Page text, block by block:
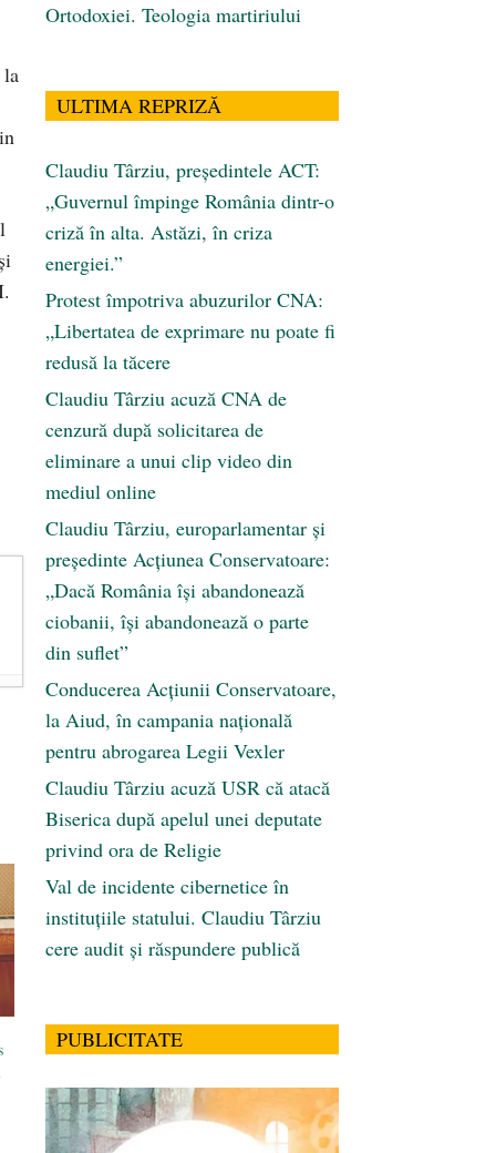
Ortodoxiei. Teologia martiriului
ULTIMA REPRIZĂ
Claudiu Târziu, președintele ACT:
„Guvernul împinge România dintr-o
criză în alta. Astăzi, în criza
energiei.”
Protest împotriva abuzurilor CNA:
„Libertatea de exprimare nu poate fi
redusă la tăcere
Claudiu Târziu acuză CNA de
cenzură după solicitarea de
eliminare a unui clip video din
mediul online
Claudiu Târziu, europarlamentar și
președinte Acțiunea Conservatoare:
„Dacă România își abandonează
ciobanii, își abandonează o parte
din suflet”
Conducerea Acțiunii Conservatoare,
la Aiud, în campania națională
pentru abrogarea Legii Vexler
Claudiu Târziu acuză USR că atacă
Biserica după apelul unei deputate
privind ora de Religie
Val de incidente cibernetice în
instituțiile statului. Claudiu Târziu
cere audit și răspundere publică
PUBLICITATE